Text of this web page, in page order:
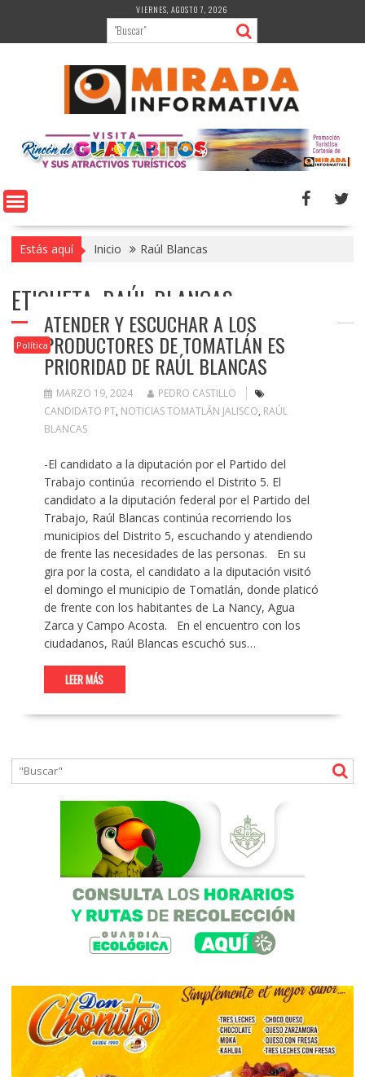
contenido
VIERNES, AGOSTO 7, 2026
Estás aquí Inicio Raúl Blancas
ETIQUETA: RAÚL BLANCAS
Política
ATENDER Y ESCUCHAR A LOS
PRODUCTORES DE TOMATLÁN ES
PRIORIDAD DE RAÚL BLANCAS
MARZO 19, 2024
PEDRO CASTILLO
CANDIDATO PT, NOTICIAS TOMATLÁN JALISCO, RAÚL
BLANCAS
-El candidato a la diputación por el Partido del
Trabajo continúa recorriendo el Distrito 5. El
candidato a la diputación federal por el Partido del
Trabajo, Raúl Blancas continúa recorriendo los
municipios del Distrito 5, escuchando y atendiendo
de frente las necesidades de las personas. En su
gira por la costa, el candidato a la diputación visitó
el domingo el municipio de Tomatlán, donde platicó
de frente con los habitantes de La Nancy, Agua
Zarca y Campo Acosta. En el encuentro con los
ciudadanos, Raúl Blancas escuchó sus…
LEER MÁS